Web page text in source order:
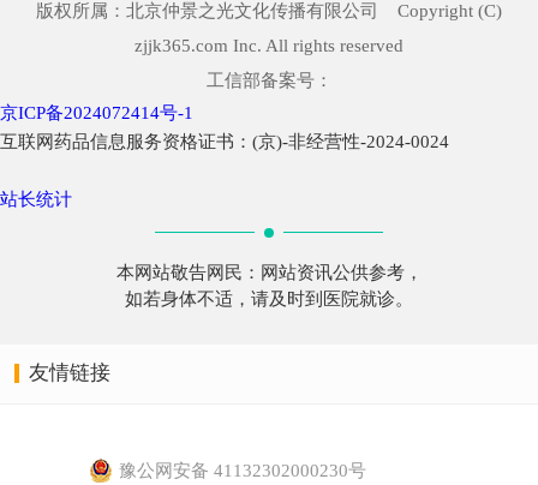
版权所属：北京仲景之光文化传播有限公司 Copyright (C)
zjjk365.com Inc. All rights reserved
工信部备案号：
京ICP备2024072414号-1
互联网药品信息服务资格证书：(京)-非经营性-2024-0024
站长统计
本网站敬告网民：网站资讯公供参考，
如若身体不适，请及时到医院就诊。
友情链接
豫公网安备 41132302000230号